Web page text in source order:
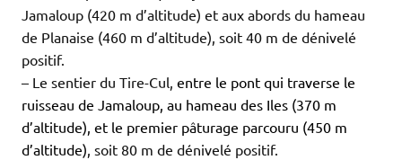
Jamaloup (420 m d’altitude) et aux abords du hameau
de Planaise (460 m d’altitude), soit 40 m de dénivelé
positif.
– Le sentier du Tire-Cul, entre le pont qui traverse le
ruisseau de Jamaloup, au hameau des Iles (370 m
d’altitude), et le premier pâturage parcouru (450 m
d’altitude), soit 80 m de dénivelé positif.